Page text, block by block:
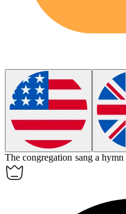
The congregation sang ahymn